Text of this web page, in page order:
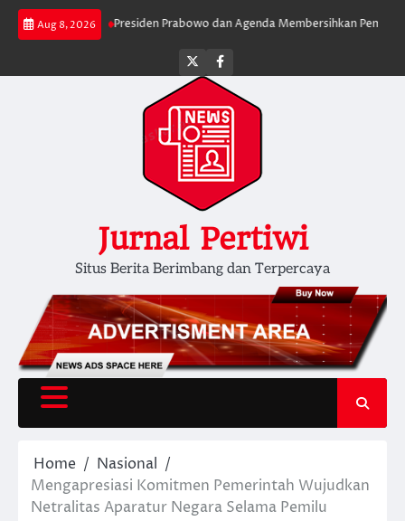
Skip
Aug 8, 2026
Serius Presiden Prabowo dan Agenda Membersihkan Pemerintahan
Twitterfacebook
Jurnal Pertiwi
Situs Berita Berimbang dan Terpercaya
Home
Nasional
Mengapresiasi Komitmen Pemerintah Wujudkan
Netralitas Aparatur Negara Selama Pemilu